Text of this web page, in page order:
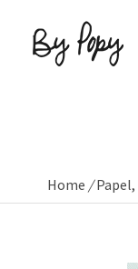
Home /Papel,